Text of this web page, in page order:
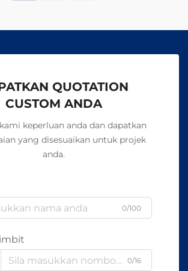
QUOTATION
CUSTOM ANDA
keperluan anda dan dapatkan
yang disesuaikan untuk projek
anda.
0/100
0/16